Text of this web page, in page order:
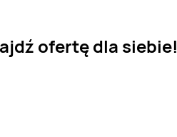
ofertę dla siebie!